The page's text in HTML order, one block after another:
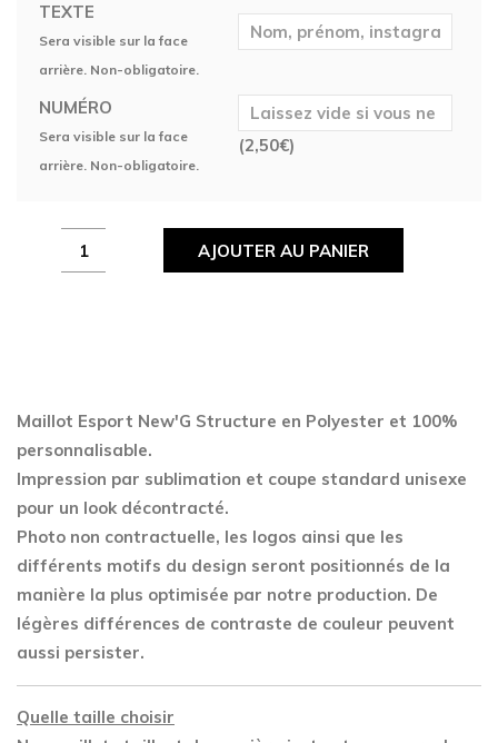
TEXTE
Sera visible sur la face
arrière. Non-obligatoire.
NUMÉRO
Sera visible sur la face
arrière. Non-obligatoire.
(2,50€)
Maillot
Esport
AJOUTER AU PANIER
Maillot Esport New'G Structure en Polyester et 100%
personnalisable.
Impression par sublimation et coupe standard unisexe
pour un look décontracté.
Photo non contractuelle, les logos ainsi que les
différents motifs du design seront positionnés de la
manière la plus optimisée par notre production. De
légères différences de contraste de couleur peuvent
aussi persister.
Quelle taille choisir